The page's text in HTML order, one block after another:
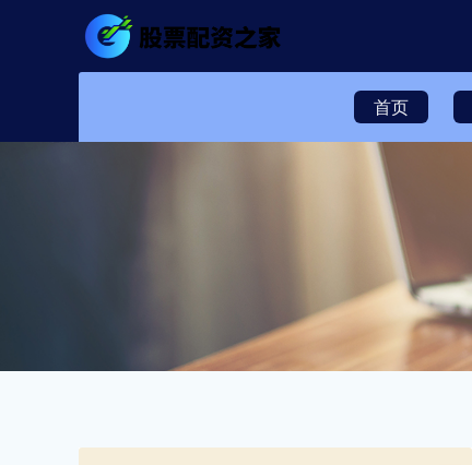
首页